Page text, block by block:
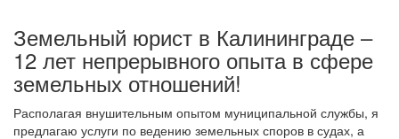
Земельный юрист в Калининграде –
12 лет непрерывного опыта в сфере
земельных отношений!
Располагая внушительным опытом муниципальной службы, я
предлагаю услуги по ведению земельных споров в судах, а